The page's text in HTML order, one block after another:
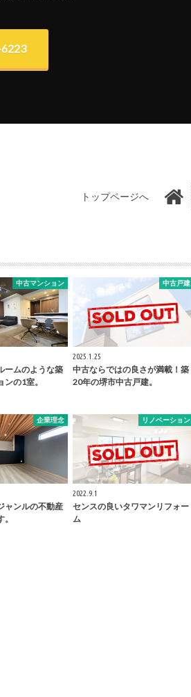
トップページへ
中古マンション
ームのような築
の1室。
中古戸建
2025.1.25
中古ならではの良さが満載！築
20年の堺市中古戸建。
企業理念
ャンルの不動産
リノベーション
2022.9.1
センスの良いタワマンリフォー
ム